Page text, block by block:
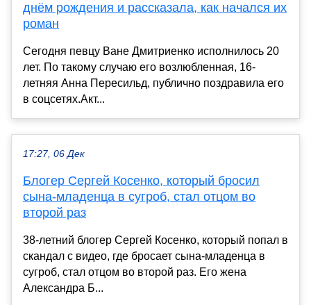
днём рождения и рассказала, как начался их
роман
Сегодня певцу Ване Дмитриенко исполнилось 20
лет. По такому случаю его возлюбленная, 16-
летняя Анна Пересильд, публично поздравила его
в соцсетях.Акт...
17:27, 06 Дек
Блогер Сергей Косенко, который бросил
сына-младенца в сугроб, стал отцом во
второй раз
38-летний блогер Сергей Косенко, который попал в
скандал с видео, где бросает сына-младенца в
сугроб, стал отцом во второй раз. Его жена
Александра Б...